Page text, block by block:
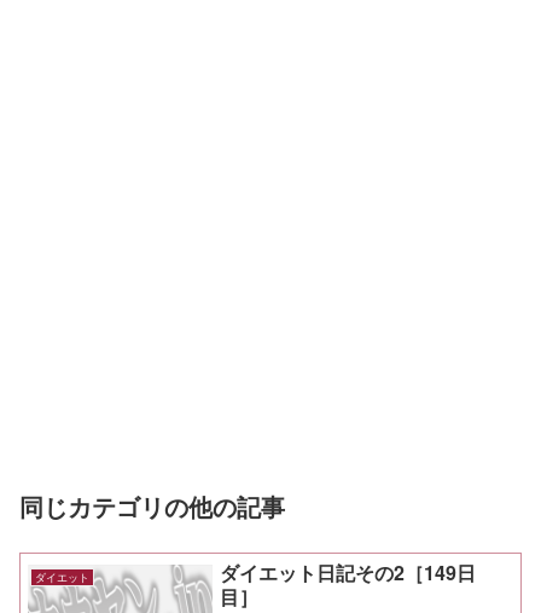
同じカテゴリの他の記事
ダイエット
ダイエット日記その2［149日
目］